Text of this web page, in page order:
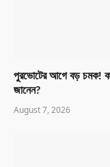
পুরভোটের আগে বড় চমক!
জানেন?
August 7, 2026